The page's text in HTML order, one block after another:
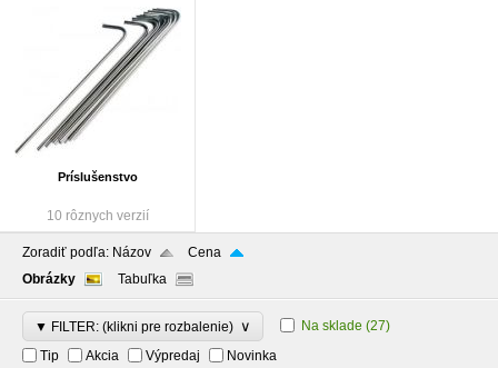
Príslušenstvo
10 rôznych verzií
Zoradiť podľa: Názov
Cena
Obrázky
Tabuľka
▼ FILTER: (klikni pre rozbalenie) ∨ Na sklade (27)
Tip
Akcia Výpredaj Novinka